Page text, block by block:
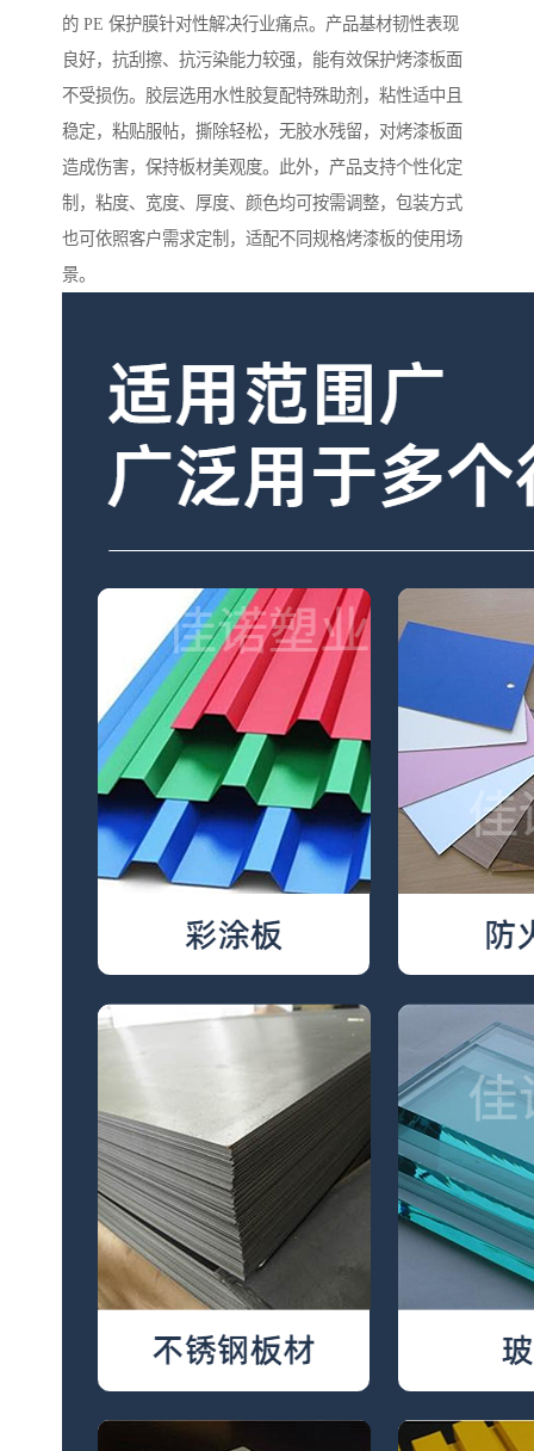
的 PE 保护膜针对性解决行业痛点。产品基材韧性表现
良好，抗刮擦、抗污染能力较强，能有效保护烤漆板面
不受损伤。胶层选用水性胶复配特殊助剂，粘性适中且
稳定，粘贴服帖，撕除轻松，无胶水残留，对烤漆板面
造成伤害，保持板材美观度。此外，产品支持个性化定
制，粘度、宽度、厚度、颜色均可按需调整，包装方式
也可依照客户需求定制，适配不同规格烤漆板的使用场
景。